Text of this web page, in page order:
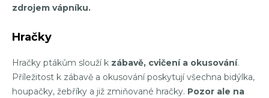
zdrojem vápníku.
Hračky
Hračky ptákům slouží kzábavě, cvičení a okusování.
Příležitost k zábavě a okusování poskytují všechna bidýlka,
houpačky, žebříky a již zmiňované hračky. Pozor ale na